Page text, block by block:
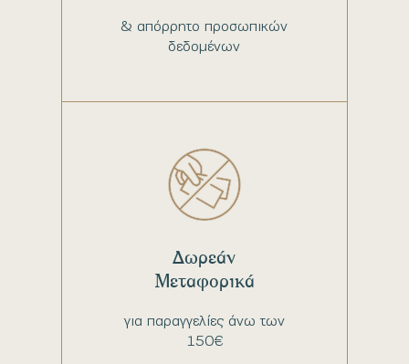
& απόρρητο προσωπικών
δεδομένων
για παραγγελίες άνω των
150€
Δωρεάν
Μεταφορικά